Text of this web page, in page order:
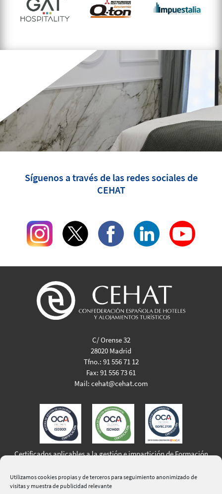
Utilizamos cookies propias y de terceros para seguimiento anonimizado de
visitas y muestra de publicidad relevante
Síguenos a través de las redes sociales de
CEHAT
C/ Orense 32
28020 Madrid
Tfno.: 91 556 71 12
Fax: 91 556 73 61
Mail: cehat@cehat.com
Certificados aplicables a la gestión e impartición de Formación